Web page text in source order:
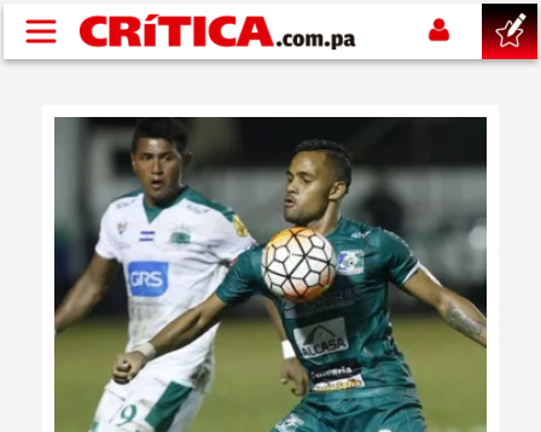
Pasar al contenido principal
NACIONAL
POLÍTICA